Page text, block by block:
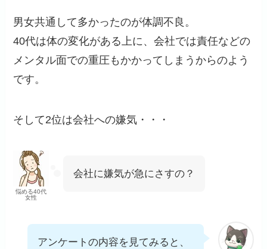
男女共通して多かったのが体調不良。
40代は体の変化がある上に、会社では責任などの
メンタル面での重圧もかかってしまうからのよう
です。
そして2位は会社への嫌気・・・
悩める40代
女性
会社に嫌気が急にさすの？
アンケートの内容を見てみると、